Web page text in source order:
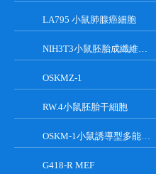
LA795 小鼠肺腺癌細胞
NIH3T3小鼠胚胎成纖維細胞
OSKMZ-1
RW.4小鼠胚胎干細胞
OSKM-1小鼠誘導型多能干細胞
G418-R MEF